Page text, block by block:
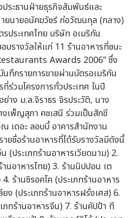
ระธานฝ่ายธุรกิจสัมพันธ์และ
ยนายอนัคฆวัชร์ ก่อวัฒนกุล (กลาง)
ประเทศไทย บริษัท อเมริกัน
บรางวัลให้แก่ 11 ร้านอาหารที่ชนะ
Awards 2006” ซึ่ง
ทึกรายการขายผ่านบัตรอเมริกัน
ร่วมโครงการทั่วประเทศ ในปี
าง ม.ล.จิราธร จิรประวัติ, นาง
เพ็ญสุภา คชเสนี ร่วมเป็นสักขี
เดอะ ลอบบี้ อาคารสำนักงาน
ยชื่อร้านอาหารที่ได้รับรางวัลมีดังนี้
(ประเภทร้านอาหารเวียดนาม) 2.
นอาหารไทย) 3. ร้านนิปปอน เต
ร้านซิรอคโค (ประเภทร้านอาหาร
ง (ประเภทร้านอาหารฝรั่งเศส) 6.
ภทร้านอาหารจีน) 7. ร้านคัปป้า ที